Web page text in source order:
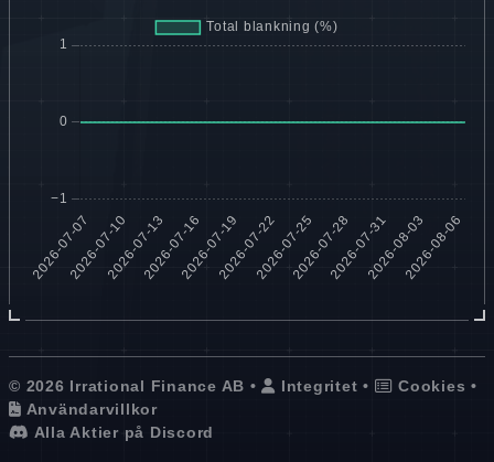
© 2026 Irrational Finance AB • Integritet • Cookies •
Användarvillkor
Alla Aktier på Discord